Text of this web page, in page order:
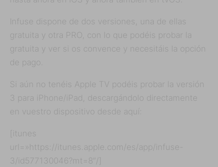
Infuse dispone de dos versiones, una de ellas
gratuita y otra PRO, con lo que podéis probar la
gratuita y ver si os convence y necesitáis la opción
de pago.
Si aún no tenéis Apple TV podéis probar la versión
3 para iPhone/iPad, descargándolo directamente
en vuestro dispositivo desde aquí:
[itunes
url=»https://itunes.apple.com/es/app/infuse-
3/id577130046?mt=8″/]